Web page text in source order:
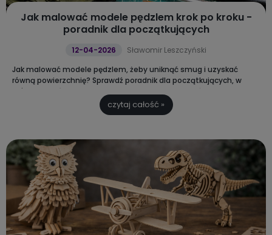
Jak malować modele pędzlem krok po kroku -
poradnik dla początkujących
12-04-2026
Sławomir Leszczyński
Jak malować modele pędzlem, żeby uniknąć smug i uzyskać
równą powierzchnię? Sprawdź poradnik dla początkujących, w
którym wyjaśniamy jakie farby modelarskie wybrać oraz jak krok po
kroku poprawnie malować modele.
czytaj całość »